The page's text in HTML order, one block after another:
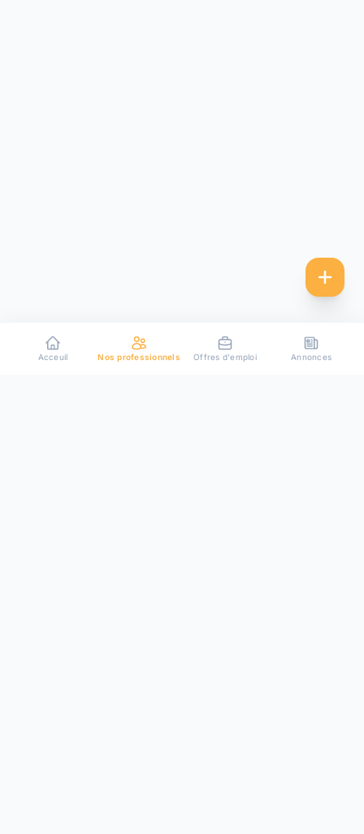
Acceuil Nos professionnels Offres d'emploi Annonces